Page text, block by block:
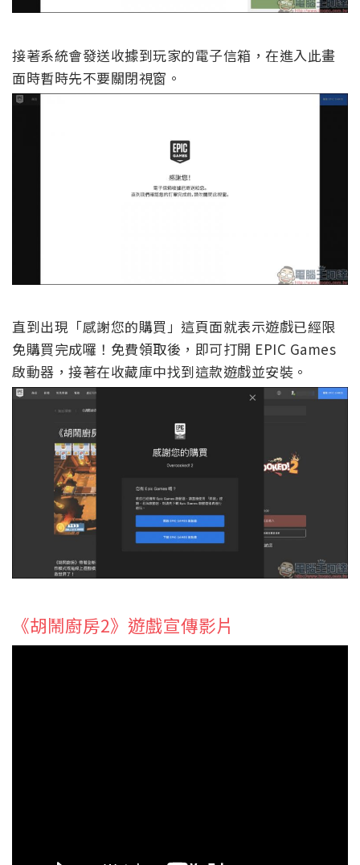
接著系統會發送收據到玩家的電子信箱，在進入此畫
面時暫時先不要關閉視窗。
直到出現「感謝您的購買」這頁面就表示遊戲已經限
免購買完成囉！免費領取後，即可打開 EPIC Games
啟動器，接著在收藏庫中找到這款遊戲並安裝。
《胡鬧廚房2》遊戲宣傳影片